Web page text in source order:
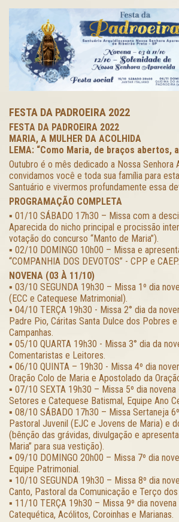
FESTA DA PADROEIRA 2022
FESTA DA PADROEIRA 2022
MARIA, A MULHER DA ACOLHIDA
LEMA: “Como Maria, de braços abertos,
Outubro é o mês dedicado a Nossa Senhora
convidamos você e toda sua família para
Santuário e vivermos profundamente essa
PROGRAMAÇÃO COMPLETA
▪️ 01/10 SÁBADO 17h30 – Missa com a
Aparecida do nicho principal e procissão
votação do concurso “Manto de Maria”).
▪️ 02/10 DOMINGO 10h00 – Missa e
“COMPANHIA DOS DEVOTOS” - CPP e CAEP.
NOVENA (03 À 11/10)
▪️ 03/10 SEGUNDA 19h30 – Missa 1º dia
(ECC e Catequese Matrimonial).
▪️ 04/10 TERÇA 19h30 - Missa 2° dia da
Padre Pio, Cáritas Santa Dulce dos Pobres e
Campanhas.
▪️ 05/10 QUARTA 19h30 - Missa 3° dia da
Comentaristas e Leitores.
▪️ 06/10 QUINTA – 19h30 - Missa 4º dia
Oração Colo de Maria e Apostolado da
▪️ 07/10 SEXTA 19h30 – Missa 5º dia
Setores e Catequese Batismal, Equipe Ano
▪️ 08/10 SÁBADO 17h30 – Missa Sertaneja
Pastoral Juvenil (EJC e Jovens de Maria) e
(bênção das grávidas, divulgação e
Maria” para sua vestição).
▪️ 09/10 DOMINGO 20h00 – Missa 7º dia
Equipe Patrimonial.
▪️ 10/10 SEGUNDA 19h30 – Missa 8º dia
Canto, Pastoral da Comunicação e Terço
▪️ 11/10 TERÇA 19h30 – Missa 9º dia
Catequética, Acólitos, Coroinhas e Marianas.